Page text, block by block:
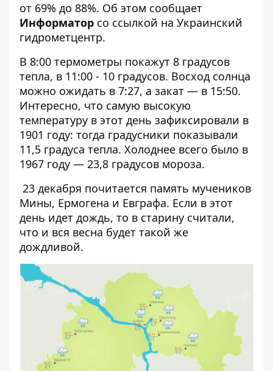
от 69% до 88%. Об этом сообщает
Информатор со ссылкой на Украинский
гидрометцентр.
В 8:00 термометры покажут 8 градусов
тепла, в 11:00 - 10 градусов. Восход солнца
можно ожидать в 7:27, а закат — в 15:50.
Интересно, что самую высокую
температуру в этот день зафиксировали в
1901 году: тогда градусники показывали
11,5 градуса тепла. Холоднее всего было в
1967 году — 23,8 градусов мороза.
23 декабря почитается память мучеников
Мины, Ермогена и Евграфа. Если в этот
день идет дождь, то в старину считали,
что и вся весна будет такой же
дождливой.